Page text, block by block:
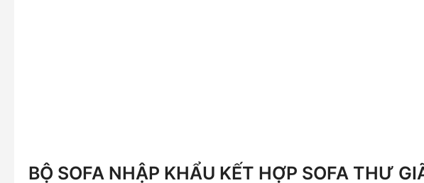
BỘ SOFA NHẬP KHẨU KẾT HỢP SOFA THƯ